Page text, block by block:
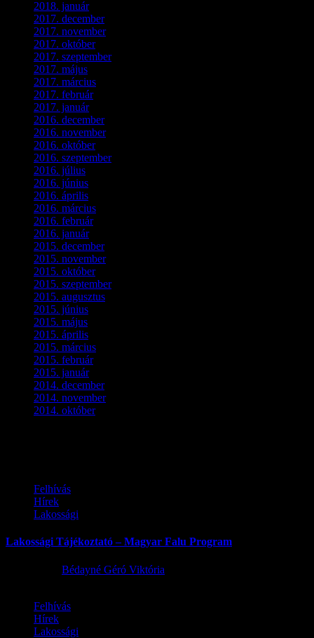
2018. január(2)
2017. december(4)
2017. november(3)
2017. október(4)
2017. szeptember(1)
2017. május
2017. március
2017. február(1)
2017. január(2)
2016. december(1)
2016. november(1)
2016. október(6)
2016. szeptember(5)
2016. július
2016. június
2016. április
2016. március
2016. február(3)
2016. január(2)
2015. december(1)
2015. november(4)
2015. október(4)
2015. szeptember(5)
2015. augusztus
2015. június
2015. május
2015. április
2015. március
2015. február(2)
2015. január(5)
2014. december(4)
2014. november(1)
2014. október(2)
Felhívás
Hírek
Lakossági
Lakossági Tájékoztató – Magyar Falu Program
Bédayné Géró Viktória
Felhívás
Hírek
Lakossági